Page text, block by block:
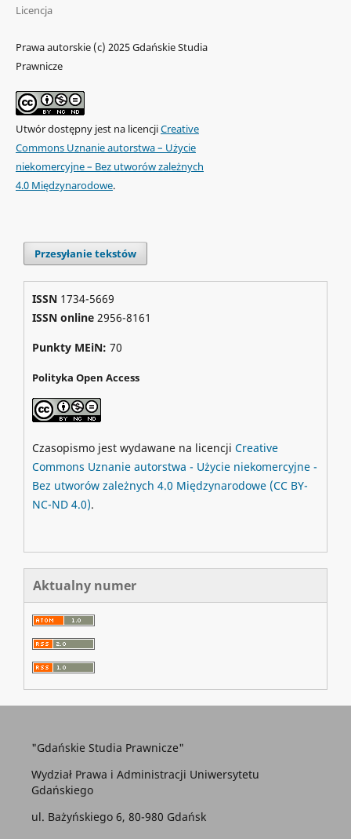
Licencja
Prawa autorskie (c) 2025 Gdańskie Studia
Prawnicze
Utwór dostępny jest na licencjiCreative
Commons Uznanie autorstwa – Użycie
niekomercyjne – Bez utworów zależnych
4.0 Międzynarodowe.
Przesyłanie tekstów
ISSN 1734-5669
ISSN online2956-8161
Punkty MEiN: 70
Polityka Open Access
Czasopismo jest wydawane na licencji Creative
Commons Uznanie autorstwa - Użycie niekomercyjne -
Bez utworów zależnych 4.0 Międzynarodowe (CC BY-
NC-ND 4.0).
Aktualny numer
"Gdańskie Studia Prawnicze"
Wydział Prawa i Administracji Uniwersytetu
Gdańskiego
ul. Bażyńskiego 6, 80-980 Gdańsk